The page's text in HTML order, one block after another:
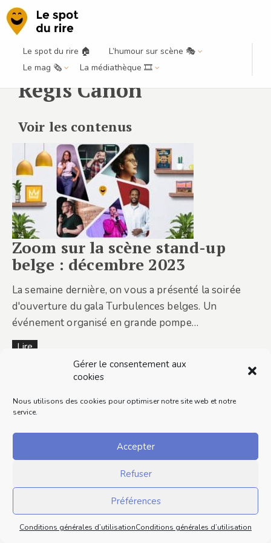
Gérer le consentement aux
cookies
Nous utilisons des cookies pour optimiser notre site web et notre
service.
Accepter
Refuser
Préférences
Conditions générales d’utilisationConditions générales d’utilisation
Le spot du rire 🏠
L’humour sur scène 🎭
Le mag 🗞️
La médiathèque 🎞️
Régis Canon
Voir les contenus
Zoom sur la scène stand-up
belge : décembre 2023
La semaine dernière, on vous a présenté la soirée
d'ouverture du gala Turbulences belges. Un
événement organisé en grande pompe…
Lire